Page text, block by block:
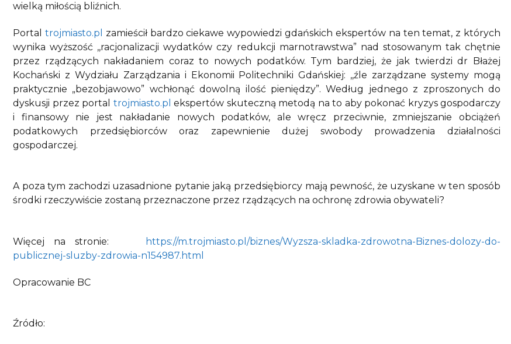
wielką miłością bliźnich.
Portal trojmiasto.pl
zamieścił bardzo ciekawe wypowiedzi gdańskich ekspertów na ten temat, z których
wynika wyższość ,,racjonalizacji wydatków czy redukcji marnotrawstwa” nad stosowanym tak chętnie
przez rządzących nakładaniem coraz to nowych podatków. Tym bardziej, że jak twierdzi dr Błażej
Kochański z Wydziału Zarządzania i Ekonomii Politechniki Gdańskiej: ,,źle zarządzane systemy mogą
praktycznie „bezobjawowo” wchłonąć dowolną ilość pieniędzy”. Według jednego z zproszonych do
dyskusji przez portal trojmiasto.pl ekspertów skuteczną metodą na to aby pokonać kryzys gospodarczy
i finansowy nie jest nakładanie nowych podatków, ale wręcz przeciwnie, zmniejszanie obciążeń
podatkowych przedsiębiorców oraz zapewnienie dużej swobody prowadzenia działalności
gospodarczej.
A poza tym zachodzi uzasadnione pytanie jaką przedsiębiorcy mają pewność, że uzyskane w ten sposób
środki rzeczywiście zostaną przeznaczone przez rządzących na ochronę zdrowia obywateli?
Więcej na stronie:
https://m.trojmiasto.pl/biznes/Wyzsza-skladka-zdrowotna-Biznes-dolozy-do-
publicznej-sluzby-zdrowia-n154987.html
Opracowanie BC
Źródło: